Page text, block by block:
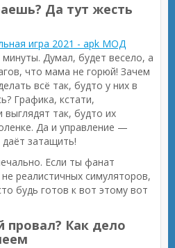
Да тут жесть
игра 2021 - apk МОД
Думал, будет весело, а
что мама не горюй! Зачем
всё так, будто у них в
Графика, кстати,
так, будто их
Да и управление —
затащить!
Если ты фанат
реалистичных симуляторов,
будь готов к вот этому вот
Как дело